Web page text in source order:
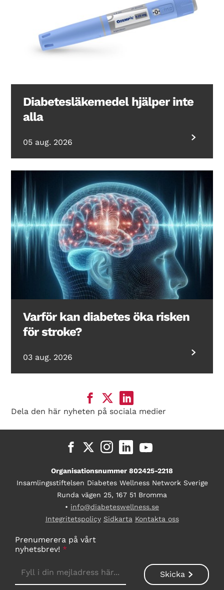
Diabetesläkemedel hjälper inte
alla
05 aug. 2026
Varför kan diabetes öka risken
för stroke?
03 aug. 2026
Dela den här nyheten på sociala medier
Organisationsnummer 802425-2218
Insamlingsstiftelsen Diabetes Wellness Network Sverige
Runda vägen 25, 167 51 Bromma
• info@diabeteswellness.se
Integritetspolicy Sidkarta Kontakta oss
Prenumerera på vårt
nyhetsbrev! *